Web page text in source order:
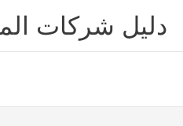
دليل شركات